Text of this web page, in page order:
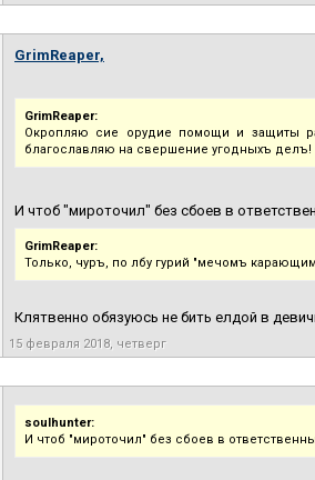
GrimReaper,
GrimReaper:
Окропляю сие орудие помощи и защиты
благославляю на свершение угодныхъ делъ!
И чтоб "мироточил" без сбоев в
GrimReaper:
Только, чуръ, по лбу гурий "мечомъ
Клятвенно обязуюсь не бить елдой в
15 февраля 2018, четверг
soulhunter:
И чтоб "мироточил" без сбоев в